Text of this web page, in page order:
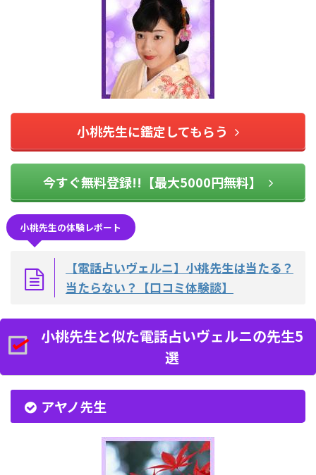
小桃先生に鑑定してもらう
今すぐ無料登録!!【最大5000円無料】
小桃先生の体験レポート
【電話占いヴェルニ】小桃先生は当たる？
当たらない？【口コミ体験談】
小桃先生と似た電話占いヴェルニの先生5
選
アヤノ先生